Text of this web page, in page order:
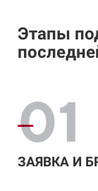
Этапы
01
ЗАЯВКА И